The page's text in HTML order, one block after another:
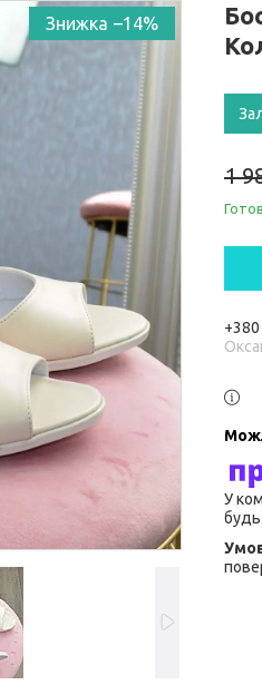
–14%
1
У